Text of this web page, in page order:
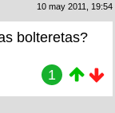
10 may 2011, 19:54
bolteretas?
1